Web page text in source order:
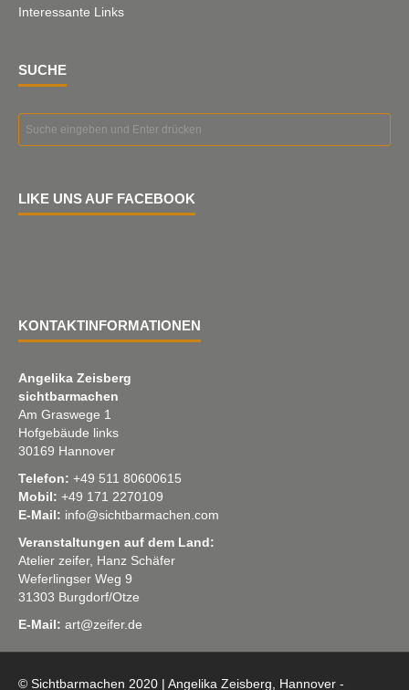
Interessante Links
SUCHE
LIKE UNS AUF FACEBOOK
KONTAKTINFORMATIONEN
Angelika Zeisberg
sichtbarmachen
Am Graswege 1
Hofgebäude links
30169 Hannover
Telefon: +49 511 80600615
Mobil: +49 171 2270109
E-Mail: info@sichtbarmachen.com
Veranstaltungen auf dem Land:
Atelier zeifer, Hanz Schäfer
Weferlingser Weg 9
31303 Burgdorf/Otze
E-Mail: art@zeifer.de
© Sichtbarmachen 2020 | Angelika Zeisberg, Hannover -